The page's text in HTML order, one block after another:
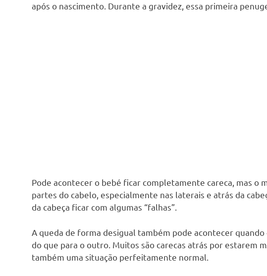
após o nascimento. Durante a gravidez, essa primeira
Pode acontecer o bebé ficar completamente careca, mas o
partes do cabelo, especialmente nas laterais e atrás da
da cabeça ficar com algumas “falhas”.
A queda de forma desigual também pode acontecer
do que para o outro. Muitos são carecas atrás por estarem
também uma situação perfeitamente normal.